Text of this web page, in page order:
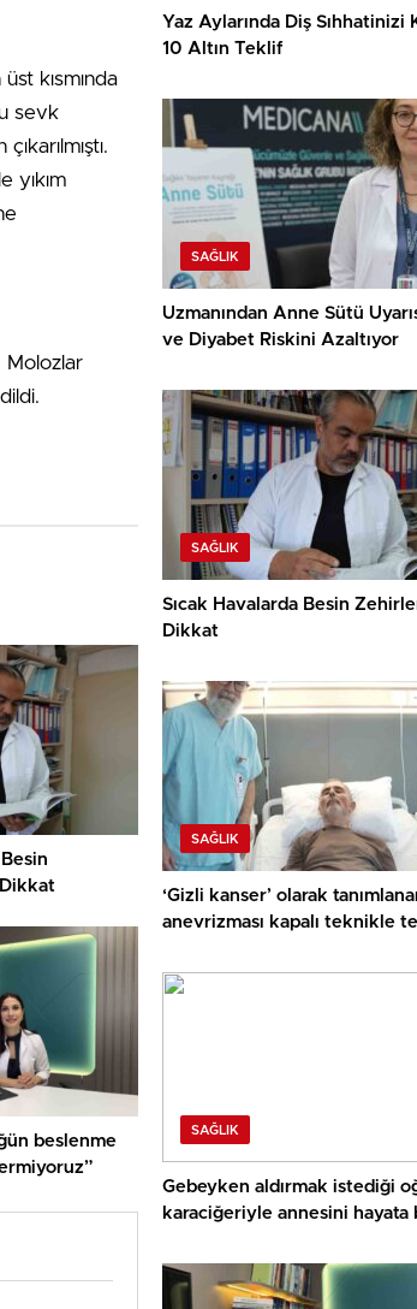
kısmında
sevk
yıkım
Molozlar
beslenme
Yaz Aylarında Diş Sıhhatinizi
10 Altın Teklif
SAĞLIK
Uzmanından Anne Sütü
ve Diyabet Riskini Azaltıyor
SAĞLIK
Sıcak Havalarda Besin
Dikkat
SAĞLIK
‘Gizli kanser’ olarak
anevrizması kapalı teknikle
SAĞLIK
Gebeyken aldırmak istediği
karaciğeriyle annesini hayata